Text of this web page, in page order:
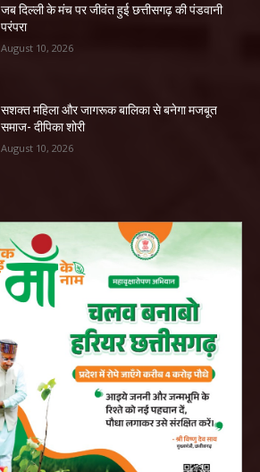
जब दिल्ली के मंच पर जीवंत हुई छत्तीसगढ़ की पंडवानी
परंपरा
August 10, 2026
सशक्त महिला और जागरूक बालिका से बनेगा मजबूत
समाज- दीपिका शोरी
August 10, 2026